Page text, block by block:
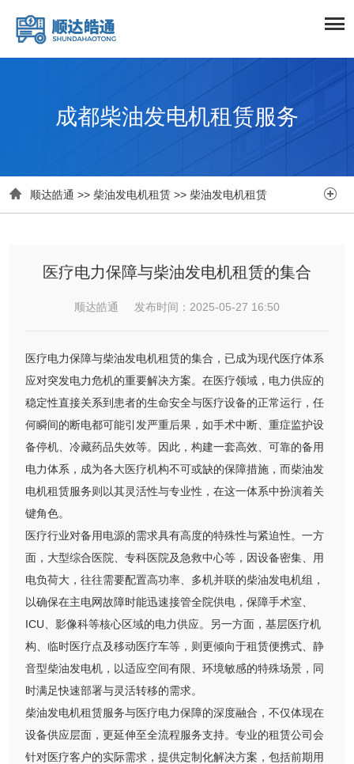
成都柴油发电机租赁服务
 顺达皓通 >> 柴油发电机租赁 >> 柴油发电机租赁 
医疗电力保障与柴油发电机租赁的集合
顺达皓通 发布时间：2025-05-27 16:50
医疗电力保障与柴油发电机租赁的集合，已成为现代医疗体系
应对突发电力危机的重要解决方案。在医疗领域，电力供应的
稳定性直接关系到患者的生命安全与医疗设备的正常运行，任
何瞬间的断电都可能引发严重后果，如手术中断、重症监护设
备停机、冷藏药品失效等。因此，构建一套高效、可靠的备用
电力体系，成为各大医疗机构不可或缺的保障措施，而柴油发
电机租赁服务则以其灵活性与专业性，在这一体系中扮演着关
键角色。
医疗行业对备用电源的需求具有高度的特殊性与紧迫性。一方
面，大型综合医院、专科医院及急救中心等，因设备密集、用
电负荷大，往往需要配置高功率、多机并联的柴油发电机组，
以确保在主电网故障时能迅速接管全院供电，保障手术室、
ICU、影像科等核心区域的电力供应。另一方面，基层医疗机
构、临时医疗点及移动医疗车等，则更倾向于租赁便携式、静
音型柴油发电机，以适应空间有限、环境敏感的特殊场景，同
时满足快速部署与灵活转移的需求。
柴油发电机租赁服务与医疗电力保障的深度融合，不仅体现在
设备供应层面，更延伸至全流程服务支持。专业的租赁公司会
针对医疗客户的实际需求，提供定制化解决方案，包括前期用